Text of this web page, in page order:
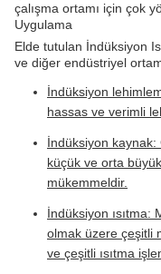
çalışma ortamı için çok
Uygulama
Elde tutulan İndüksiyon
ve diğer endüstriyel
İndüksiyon
hassas ve verimli
İndüksiyon
küçük ve orta
mükemmeldir.
İndüksiyon
olmak üzere çeşitli
ve çeşitli ısıtma